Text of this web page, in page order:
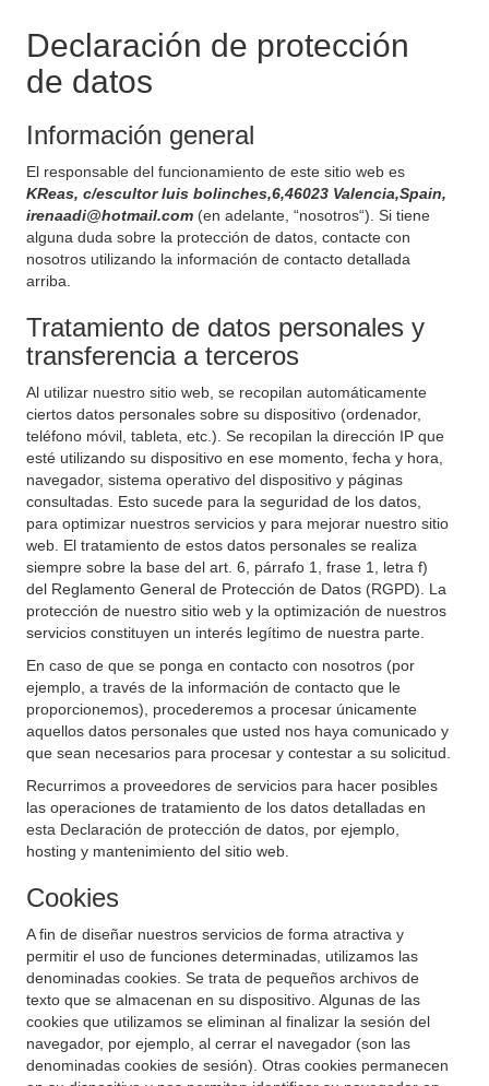
Declaración de protección
de datos
Información general
El responsable del funcionamiento de este sitio web es
KReas, c/escultor luis bolinches,6,46023 Valencia,Spain,
irenaadi@hotmail.com (en adelante, “nosotros“). Si tiene
alguna duda sobre la protección de datos, contacte con
nosotros utilizando la información de contacto detallada
arriba.
Tratamiento de datos personales y
transferencia a terceros
Al utilizar nuestro sitio web, se recopilan automáticamente
ciertos datos personales sobre su dispositivo (ordenador,
teléfono móvil, tableta, etc.). Se recopilan la dirección IP que
esté utilizando su dispositivo en ese momento, fecha y hora,
navegador, sistema operativo del dispositivo y páginas
consultadas. Esto sucede para la seguridad de los datos,
para optimizar nuestros servicios y para mejorar nuestro sitio
web. El tratamiento de estos datos personales se realiza
siempre sobre la base del art. 6, párrafo 1, frase 1, letra f)
del Reglamento General de Protección de Datos (RGPD). La
protección de nuestro sitio web y la optimización de nuestros
servicios constituyen un interés legítimo de nuestra parte.
En caso de que se ponga en contacto con nosotros (por
ejemplo, a través de la información de contacto que le
proporcionemos), procederemos a procesar únicamente
aquellos datos personales que usted nos haya comunicado y
que sean necesarios para procesar y contestar a su solicitud.
Recurrimos a proveedores de servicios para hacer posibles
las operaciones de tratamiento de los datos detalladas en
esta Declaración de protección de datos, por ejemplo,
hosting y mantenimiento del sitio web.
Cookies
A fin de diseñar nuestros servicios de forma atractiva y
permitir el uso de funciones determinadas, utilizamos las
denominadas cookies. Se trata de pequeños archivos de
texto que se almacenan en su dispositivo. Algunas de las
cookies que utilizamos se eliminan al finalizar la sesión del
navegador, por ejemplo, al cerrar el navegador (son las
denominadas cookies de sesión). Otras cookies permanecen